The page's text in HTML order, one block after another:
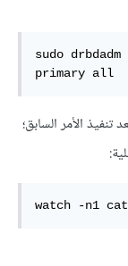
sudo
primary all
تنفيذ الأمر السابق؛
watch -n1